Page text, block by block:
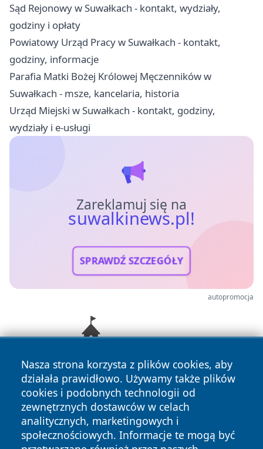
Sąd Rejonowy w Suwałkach - kontakt, wydziały,
godziny i opłaty
Powiatowy Urząd Pracy w Suwałkach - kontakt,
godziny, informacje
Parafia Matki Bożej Królowej Męczenników w
Suwałkach - msze, kancelaria, historia
Urząd Miejski w Suwałkach - kontakt, godziny,
wydziały i e-usługi
Zareklamuj się na
suwalkinews.pl!
SPRAWDŹ SZCZEGÓŁY
autopromocja
Nasza strona korzysta z plików cookies, aby
działała prawidłowo. Używamy także plików
cookies i podobnych technologii od
zewnętrznych dostawców w celach
analitycznych, marketingowych i
społecznościowych. Informacje te mogą być